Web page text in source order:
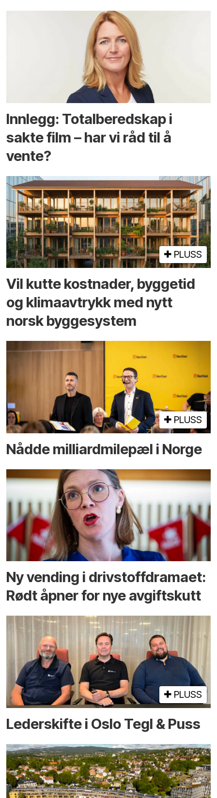
Innlegg: Totalberedskap i
sakte film – har vi råd til å
vente?
PLUSS
Vil kutte kostnader, byggetid
og klima­avtrykk med nytt
norsk bygge­system
PLUSS
Nådde milliard­­milepæl i Norge
Ny vending i drivstoffdramaet:
Rødt åpner for nye avgiftskutt
PLUSS
Lederskifte i Oslo Tegl & Puss